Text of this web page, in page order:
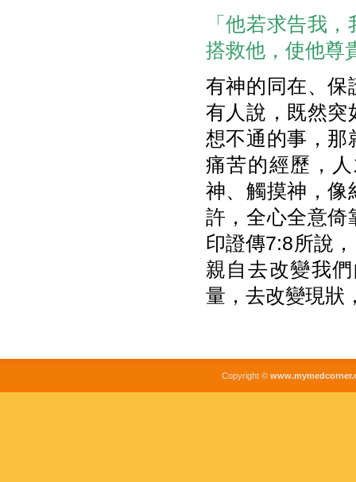
「他若求告我
搭救他，使他尊
有神的同在、保
有人說，既然突
想不通的事，那
痛苦的經歷，
神、觸摸神，像
許，全心全意倚
印證傳7:8所說，
親自去改變我
量，去改變現狀
Copyright ©